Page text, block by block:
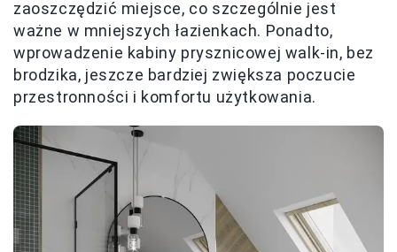
zaoszczędzić miejsce, co szczególnie jest
ważne w mniejszych łazienkach. Ponadto,
wprowadzenie kabiny prysznicowej walk-in, bez
brodzika, jeszcze bardziej zwiększa poczucie
przestronności i komfortu użytkowania.